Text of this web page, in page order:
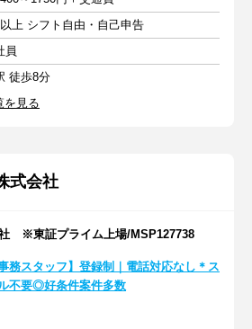
上 シフト自由・自己申告
員
徒歩8分
を見る
式会社
※東証プライム上場/MSP127738
事務スタッフ】登録制｜電話対応なし＊ス
不要◎好条件案件多数